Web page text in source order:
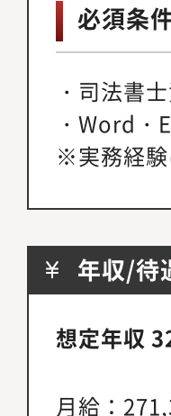
必須条
・司法書
・Word・
※実務経
年収/待
想定年収
月給：